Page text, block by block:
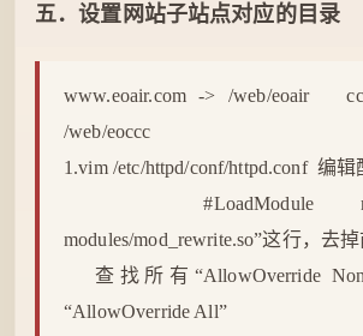
五．设置网站子站点对应的目录
www.eoair.com -> /web/eoair
/web/eoccc
1.vim /etc/httpd/conf/httpd.conf 编辑
#LoadModule
modules/mod_rewrite.so”这行，去
查找所有“AllowOverride
“AllowOverride All”